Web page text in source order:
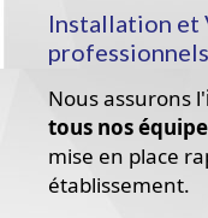
Installation et
professionnels
Nous assurons l'
tous nos
mise en place
établissement.